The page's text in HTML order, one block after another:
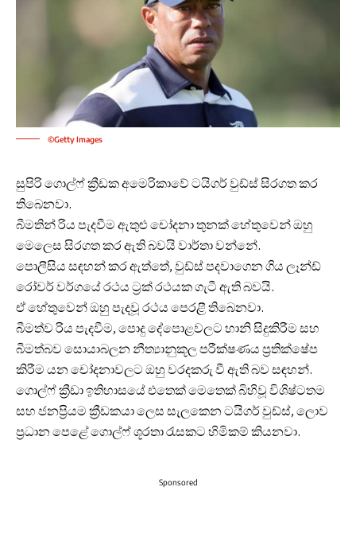
©Getty Images
සුපිරි ගොල්ෆ් ක්‍රීඩක අමෙරිකාවේ ටයිගර් වුඩ්ස් සිරගත කර
තිබෙනවා.
බීමතින් රිය පැදවීම ඇතුළු චෝදනා තුනක් හේතුවෙන් ඔහු
මෙලෙස සිරගත කර ඇති බවයි වාර්තා වන්නේ.
පොලීසිය සඳහන් කර ඇත්තේ, වුඩ්ස් පදවාගෙන ගිය ලෑන්ඩ්
රෝවර් වර්ගයේ රථය ට්‍රක් රථයක ගැටී ඇති බවයි.
ඒ හේතුවෙන් ඔහු පැදවූ රථය පෙරළී තිබෙනවා.
බීමත්ව රිය පැදවීම, පොදු දේපොළවලට හානි සිදුකිරීම සහ
බීමත්බව සොයාබලන නීත්‍යානුකූල පරීක්ෂණය ප්‍රතික්ෂේප
කිරීම යන චෝදනාවලට ඔහු වරදකරු වී ඇති බව සඳහන්.
ගොල්ෆ් ක්‍රීඩා ඉතිහාසයේ එතෙක් මෙතෙක් බිහිවූ විශිෂ්ටතම
සහ ජනප්‍රියම ක්‍රීඩකයා ලෙස සැලකෙන ටයිගර් වුඩ්ස්, ලොව
ප්‍රධාන පෙළේ ගොල්ෆ් ශූරතා රැසකට හිමිකම් කියනවා.
Sponsored